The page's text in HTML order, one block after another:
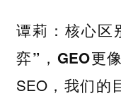
谭莉：核心区
弈”，GEO更
SEO，我们的